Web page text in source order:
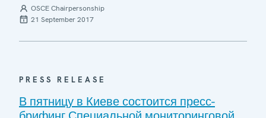
OSCE Chairpersonship
21 September 2017
PRESS RELEASE
В пятницу в Киеве состоится пресс-